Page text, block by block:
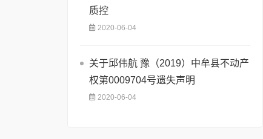
质控
2020-06-04
关于邱伟航 豫（2019）中牟县不动产
权第0009704号遗失声明
2020-06-04